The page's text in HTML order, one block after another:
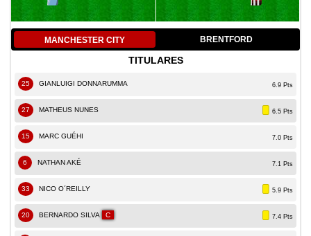
MANCHESTER CITY BRENTFORD
TITULARES
25 GIANLUIGI DONNARUMMA 6.9 Pts
27 MATHEUS NUNES 6.5 Pts
15 MARC GUÉHI 7.0 Pts
6 NATHAN AKÉ 7.1 Pts
33 NICO O´REILLY 5.9 Pts
20 BERNARDO SILVA C 7.4 Pts